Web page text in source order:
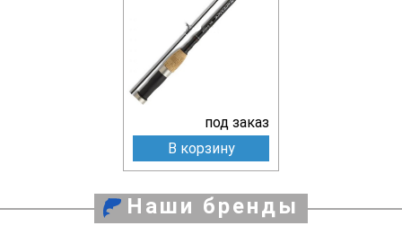
под заказ
В корзину
Наши бренды